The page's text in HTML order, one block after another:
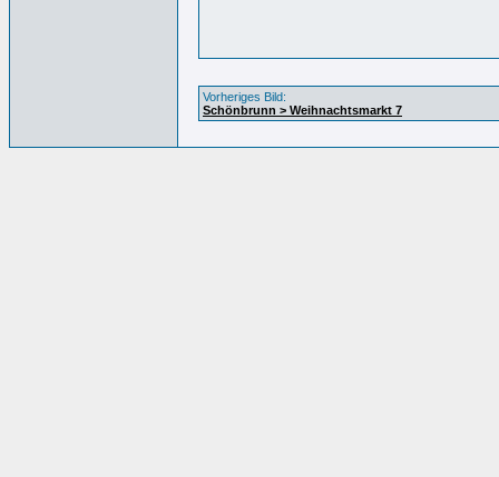
Vorheriges Bild:
Schönbrunn > Weihnachtsmarkt 7